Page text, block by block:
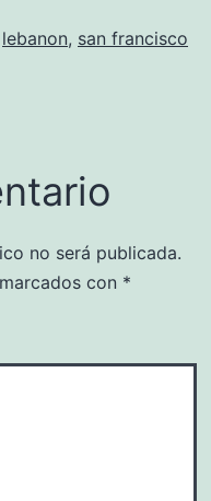
lebanon, san francisco
no será publicada.
con *